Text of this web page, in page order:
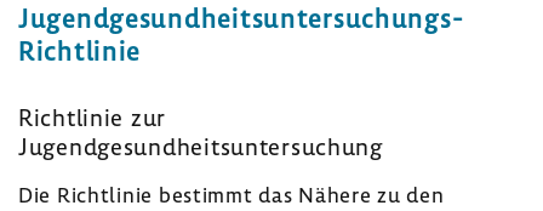
Jugendgesundheitsuntersuchungs-
Richtlinie
Richtlinie zur
Jugendgesundheitsuntersuchung
Die Richtlinie bestimmt das Nähere zu den